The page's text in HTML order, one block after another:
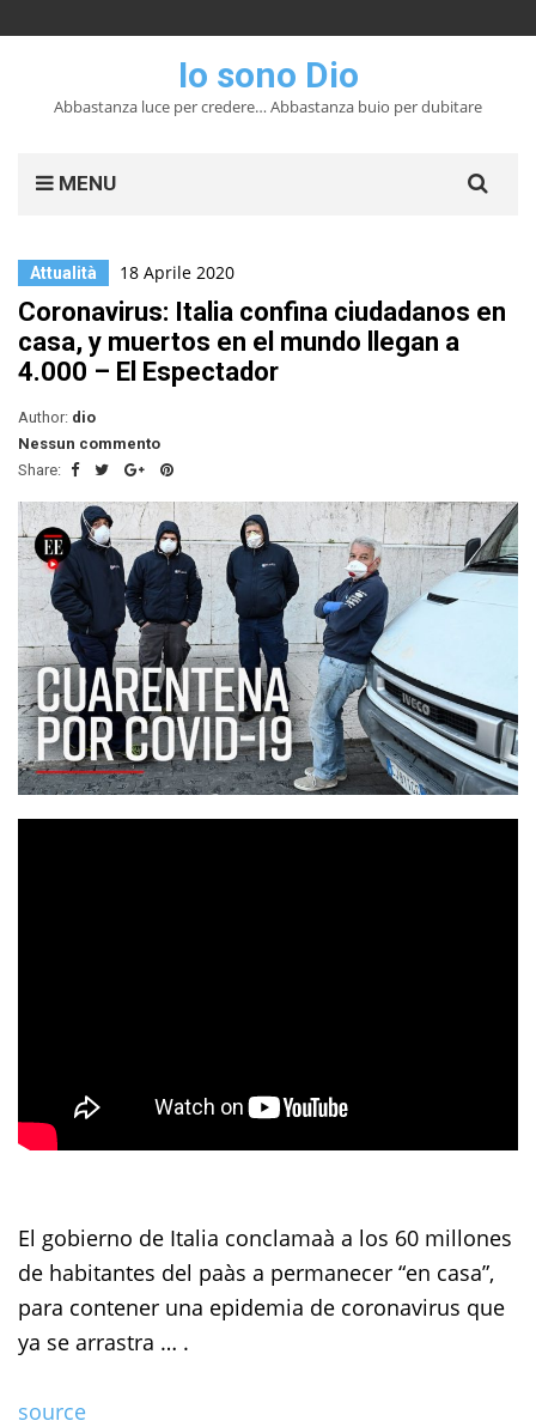
Io sono Dio
Abbastanza luce per credere… Abbastanza buio per dubitare
MENU
for:
Attualità 18 Aprile 2020
Coronavirus: Italia confina ciudadanos en
casa, y muertos en el mundo llegan a
4.000 – El Espectador
Author: dio
Nessun commento
Share:
El gobierno de Italia conclamaà a los 60 millones
de habitantes del paàs a permanecer “en casa”,
para contener una epidemia de coronavirus que
ya se arrastra … .
source